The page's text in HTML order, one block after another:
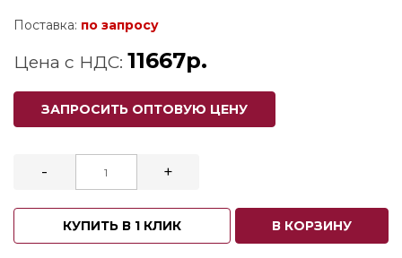
Поставка: по запросу
Цена с НДС: 11667р.
ЗАПРОСИТЬ ОПТОВУЮ ЦЕНУ
- +
КУПИТЬ В 1 КЛИК В КОРЗИНУ